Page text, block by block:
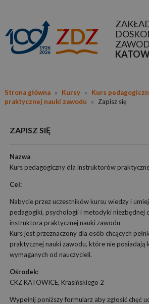
Strona główna » Kursy »
Kurs
praktycznej nauki zawodu
» Zapisz się
ZAPISZ SIĘ
Nazwa
Kurs pedagogiczny dla instruktorów
Cel:
Nabycie przez uczestników kursu wiedzy i
pedagogiki, psychologii i metodyki niezbędnej
instruktora praktycznej nauki zawodu
Kurs jest przeznaczony dla osób chcących
praktycznej nauki zawodu, które nie posiadają
wymaganych od nauczycieli.
Ośrodek:
CKZ KATOWICE, Krasińskiego 2
Wypełnij poniższy formularz aby zgłosić chęć